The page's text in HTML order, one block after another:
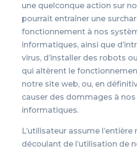
une quelconque action sur
pourrait entraîner une
fonctionnement à nos
informatiques, ainsi que
virus, d’installer des robots
qui altèrent le
notre site web, ou, en
causer des dommages à
informatiques.
L’utilisateur assume
découlant de l’utilisation de